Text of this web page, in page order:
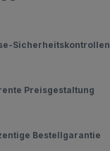
Sicherheitskontrollen
Preisgestaltung
Bestellgarantie